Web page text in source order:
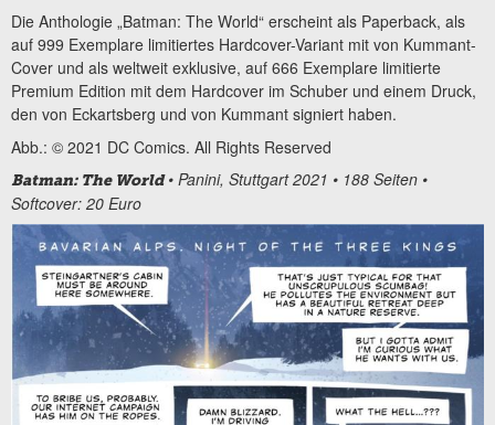
Die Anthologie „Batman: The World“ erscheint als Paperback, als
auf 999 Exemplare limitiertes Hardcover-Variant mit von Kummant-
Cover und als weltweit exklusive, auf 666 Exemplare limitierte
Premium Edition mit dem Hardcover im Schuber und einem Druck,
den von Eckartsberg und von Kummant signiert haben.
Abb.: © 2021 DC Comics. All Rights Reserved
Batman: The World• Panini, Stuttgart 2021 • 188 Seiten •
Softcover: 20 Euro